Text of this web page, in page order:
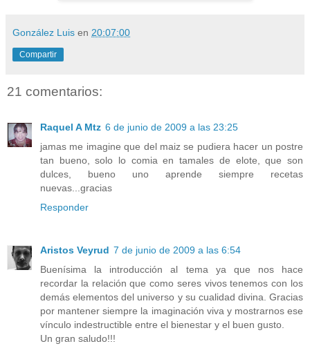
González Luis en 20:07:00
Compartir
21 comentarios:
Raquel A Mtz 6 de junio de 2009 a las 23:25
jamas me imagine que del maiz se pudiera hacer un postre
tan bueno, solo lo comia en tamales de elote, que son
dulces, bueno uno aprende siempre recetas
nuevas...gracias
Responder
Aristos Veyrud 7 de junio de 2009 a las 6:54
Buenísima la introducción al tema ya que nos hace
recordar la relación que como seres vivos tenemos con los
demás elementos del universo y su cualidad divina. Gracias
por mantener siempre la imaginación viva y mostrarnos ese
vínculo indestructible entre el bienestar y el buen gusto.
Un gran saludo!!!